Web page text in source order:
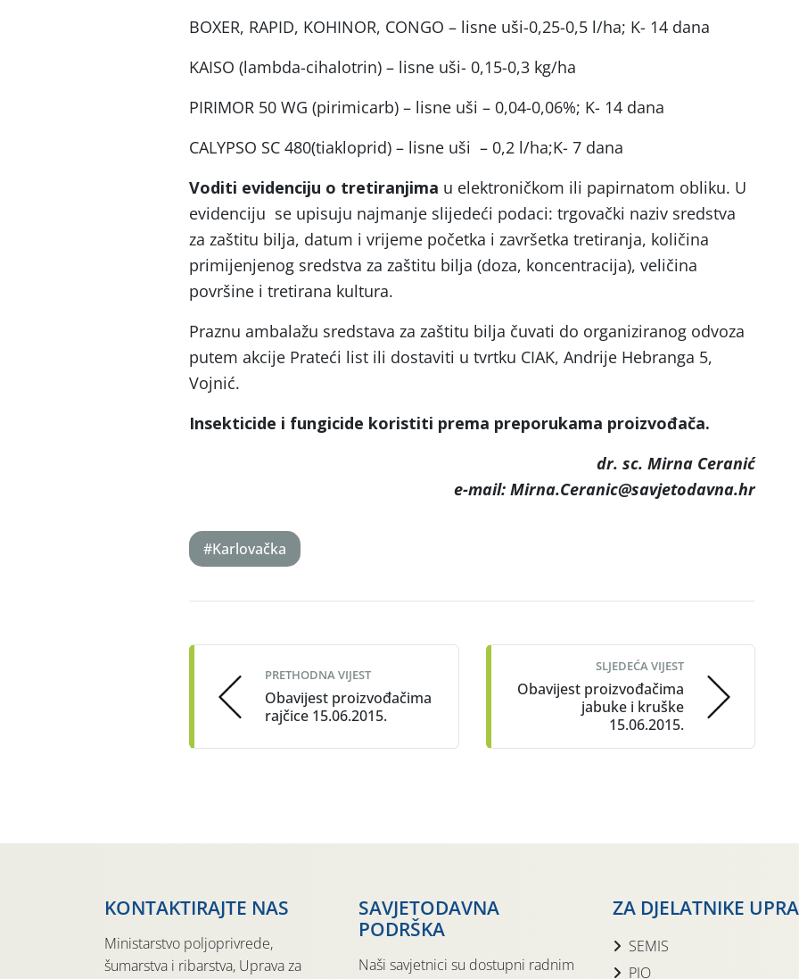
BOXER, RAPID, KOHINOR, CONGO – lisne uši-0,25-0,5 l/ha; K- 14 dana
KAISO (lambda-cihalotrin) – lisne uši- 0,15-0,3 kg/ha
PIRIMOR 50 WG (pirimicarb) – lisne uši – 0,04-0,06%; K- 14 dana
CALYPSO SC 480(tiakloprid) – lisne uši – 0,2 l/ha;K- 7 dana
Voditi evidenciju o tretiranjima u elektroničkom ili papirnatom obliku. U
evidenciju se upisuju najmanje slijedeći podaci: trgovački naziv sredstva
za zaštitu bilja, datum i vrijeme početka i završetka tretiranja, količina
primijenjenog sredstva za zaštitu bilja (doza, koncentracija), veličina
površine i tretirana kultura.
Praznu ambalažu sredstava za zaštitu bilja čuvati do organiziranog odvoza
putem akcije Prateći list ili dostaviti u tvrtku CIAK, Andrije Hebranga 5,
Vojnić.
Insekticide i fungicide koristiti prema preporukama proizvođača.
dr. sc. Mirna Ceranić
e-mail: Mirna.Ceranic@savjetodavna.hr
#Karlovačka
navigation
PRETHODNA VIJEST
Obavijest proizvođačima
rajčice 15.06.2015.
SLJEDEĆA VIJEST
Obavijest proizvođačima
jabuke i kruške
15.06.2015.
KONTAKTIRAJTE NAS
Ministarstvo poljoprivrede,
šumarstva i ribarstva, Uprava za
SAVJETODAVNA
PODRŠKA
Naši savjetnici su dostupni radnim
ZA DJELATNIKE
SEMIS
PIO